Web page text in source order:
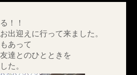
！！
出迎えに行って来ました。
あって
達とのひとときを
た。